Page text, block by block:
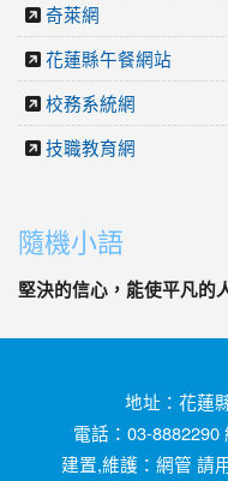
奇萊網
花蓮縣午餐網站
校務系統網
技職教育網
隨機小語
堅決的信心，能使平凡的
地址：花蓮
電話：03-
建置,維護： 網管 請